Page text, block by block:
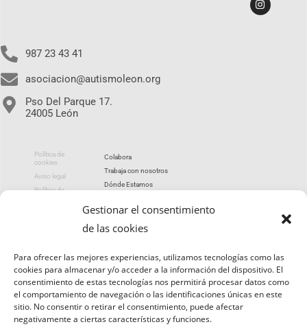
Gestionar el consentimiento
de las cookies
Para ofrecer las mejores experiencias, utilizamos tecnologías como las
cookies para almacenar y/o acceder a la información del dispositivo. El
consentimiento de estas tecnologías nos permitirá procesar datos como
el comportamiento de navegación o las identificaciones únicas en este
sitio. No consentir o retirar el consentimiento, puede afectar
negativamente a ciertas características y funciones.
987 23 43 41
asociacion@autismoleon.org
Pso Del Parque 17.
24005 León
Política de
cookies
Aviso legal
Política de
Colabora
Trabaja con nosotros
Dónde Estamos